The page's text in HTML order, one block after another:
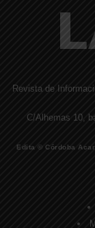
Revista de
C/Alhemas 10,
Edita © Córdoba